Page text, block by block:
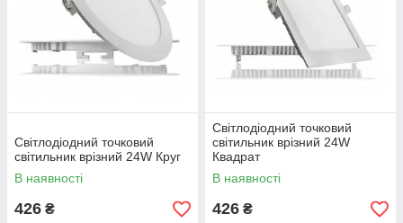
Світлодіодний точковий
світильник врізний 24W Круг
В наявності
426 ₴
Світлодіодний точковий
світильник врізний 24W
Квадрат
В наявності
426 ₴